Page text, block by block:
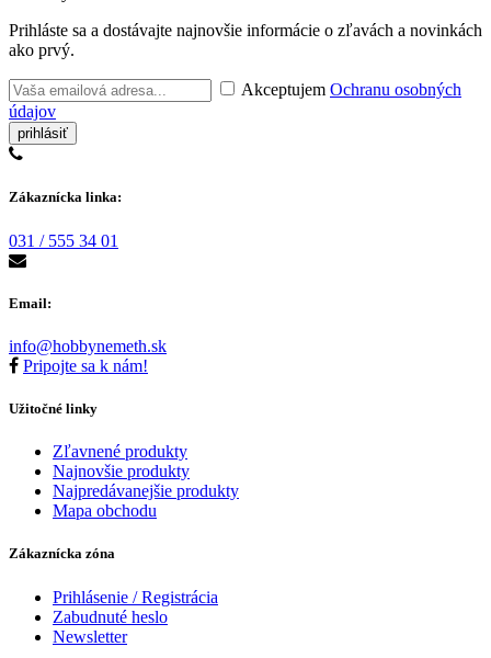
Prihláste sa a dostávajte najnovšie informácie o zľavách a novinkách
ako prvý.
Akceptujem Ochranu osobných
údajov
Zákaznícka linka:
031 / 555 34 01
Email:
info@hobbynemeth.sk
Pripojte sa k nám!
Užitočné linky
Zľavnené produkty
Najnovšie produkty
Najpredávanejšie produkty
Mapa obchodu
Zákaznícka zóna
Prihlásenie / Registrácia
Zabudnuté heslo
Newsletter